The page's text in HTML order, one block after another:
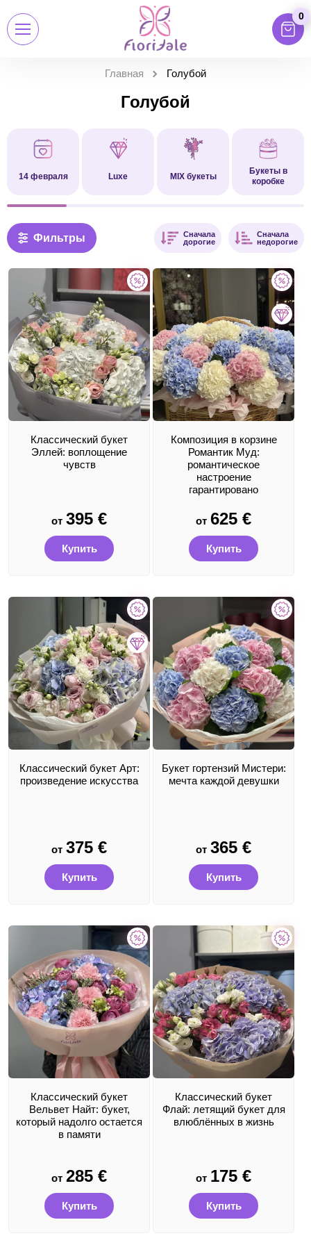
0
Главная Голубой
Голубой
14 февраля Luxe MIX букеты
Букеты в
коробке
Фильтры
Сначала
дорогие
Сначала
недорогие
Классический букет
Эллей: воплощение
чувств
от 395 €
Купить
Композиция в корзине
Романтик Муд:
романтическое
настроение
гарантировано
от 625 €
Купить
Классический букет Арт:
произведение искусства
от 375 €
Купить
Букет гортензий Мистери:
мечта каждой девушки
от 365 €
Купить
Классический букет
Вельвет Найт: букет,
который надолго остается
в памяти
от 285 €
Купить
Классический букет
Флай: летящий букет для
влюблённых в жизнь
от 175 €
Купить